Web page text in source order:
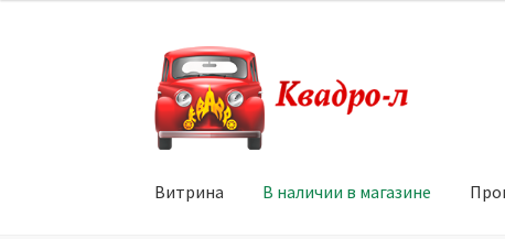
Перейти
к
навигации
Перейти
к
содержимому
Витрина В наличии в магазине